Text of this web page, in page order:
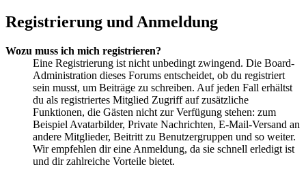
Registrierung und Anmeldung
Wozu muss ich mich registrieren?
Eine Registrierung ist nicht unbedingt zwingend. Die Board-
Administration dieses Forums entscheidet, ob du registriert
sein musst, um Beiträge zu schreiben. Auf jeden Fall erhältst
du als registriertes Mitglied Zugriff auf zusätzliche
Funktionen, die Gästen nicht zur Verfügung stehen: zum
Beispiel Avatarbilder, Private Nachrichten, E-Mail-Versand an
andere Mitglieder, Beitritt zu Benutzergruppen und so weiter.
Wir empfehlen dir eine Anmeldung, da sie schnell erledigt ist
und dir zahlreiche Vorteile bietet.